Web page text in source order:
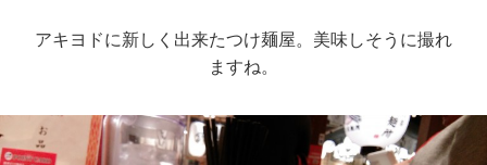
アキヨドに新しく出来たつけ麺屋。美味しそうに撮れ
ますね。